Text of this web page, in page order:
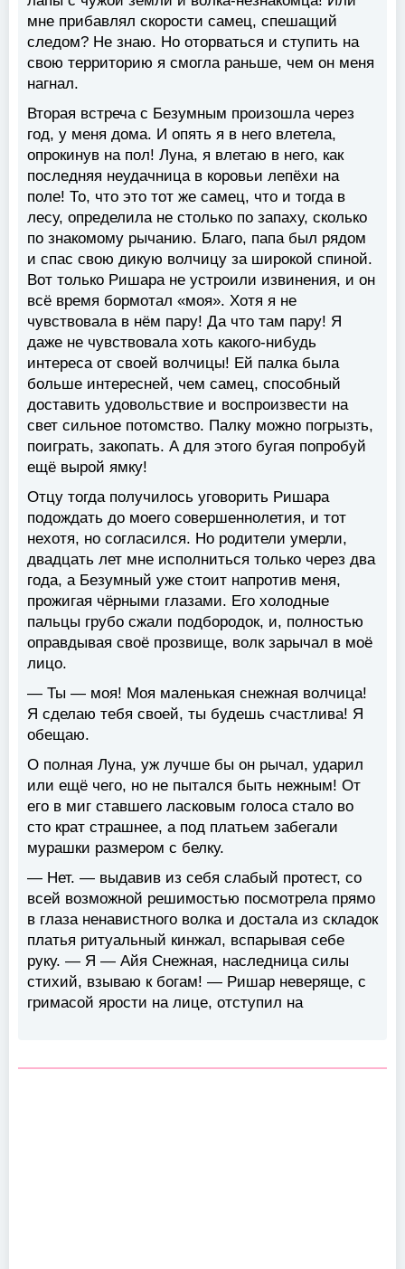
мне прибавлял скорости самец, спешащий
следом? Не знаю. Но оторваться и ступить на
свою территорию я смогла раньше, чем он меня
нагнал.
Вторая встреча с Безумным произошла через
год, у меня дома. И опять я в него влетела,
опрокинув на пол! Луна, я влетаю в него, как
последняя неудачница в коровьи лепёхи на
поле! То, что это тот же самец, что и тогда в
лесу, определила не столько по запаху, сколько
по знакомому рычанию. Благо, папа был рядом
и спас свою дикую волчицу за широкой спиной.
Вот только Ришара не устроили извинения, и он
всё время бормотал «моя». Хотя я не
чувствовала в нём пару! Да что там пару! Я
даже не чувствовала хоть какого-нибудь
интереса от своей волчицы! Ей палка была
больше интересней, чем самец, способный
доставить удовольствие и воспроизвести на
свет сильное потомство. Палку можно погрызть,
поиграть, закопать. А для этого бугая попробуй
ещё вырой ямку!
Отцу тогда получилось уговорить Ришара
подождать до моего совершеннолетия, и тот
нехотя, но согласился. Но родители умерли,
двадцать лет мне исполниться только через два
года, а Безумный уже стоит напротив меня,
прожигая чёрными глазами. Его холодные
пальцы грубо сжали подбородок, и, полностью
оправдывая своё прозвище, волк зарычал в моё
лицо.
— Ты — моя! Моя маленькая снежная волчица!
Я сделаю тебя своей, ты будешь счастлива! Я
обещаю.
О полная Луна, уж лучше бы он рычал, ударил
или ещё чего, но не пытался быть нежным! От
его в миг ставшего ласковым голоса стало во
сто крат страшнее, а под платьем забегали
мурашки размером с белку.
— Нет. — выдавив из себя слабый протест, со
всей возможной решимостью посмотрела прямо
в глаза ненавистного волка и достала из складок
платья ритуальный кинжал, вспарывая себе
руку. — Я — Айя Снежная, наследница силы
стихий, взываю к богам! — Ришар неверяще, с
гримасой ярости на лице, отступил на